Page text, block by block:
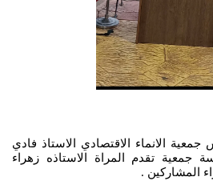
الانماء الاقتصادي الاستاذ فادي
جمعية تقدم المراة الاستاذه زهراء
المشاركين .